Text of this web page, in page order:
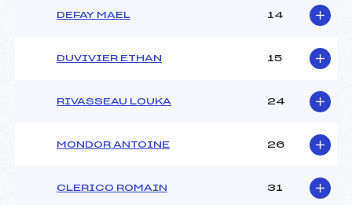
DEFAY MAEL 14
DUVIVIER ETHAN 15
RIVASSEAU LOUKA 24
MONDOR ANTOINE 26
CLERICO ROMAIN 31